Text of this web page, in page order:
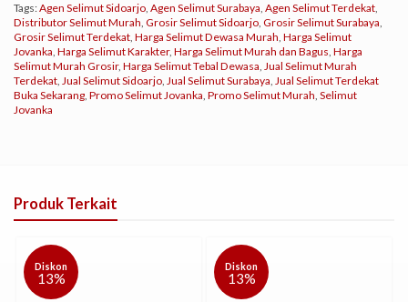
Tags:Agen Selimut Sidoarjo, Agen Selimut Surabaya, Agen Selimut Terdekat,
Distributor Selimut Murah, Grosir Selimut Sidoarjo, Grosir Selimut Surabaya,
Grosir Selimut Terdekat, Harga Selimut Dewasa Murah, Harga Selimut
Jovanka, Harga Selimut Karakter, Harga Selimut Murah dan Bagus, Harga
Selimut Murah Grosir, Harga Selimut Tebal Dewasa, Jual Selimut Murah
Terdekat, Jual Selimut Sidoarjo, Jual Selimut Surabaya, Jual Selimut Terdekat
Buka Sekarang, Promo Selimut Jovanka, Promo Selimut Murah, Selimut
Jovanka
Produk Terkait
Diskon
13%
Diskon
13%